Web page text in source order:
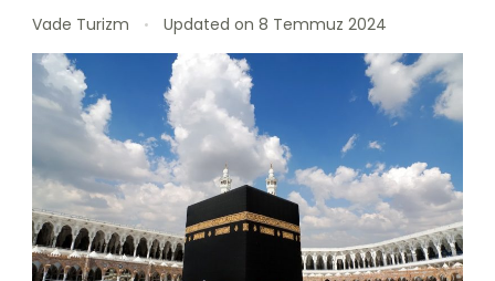
Vade Turizm Updated on 8 Temmuz 2024